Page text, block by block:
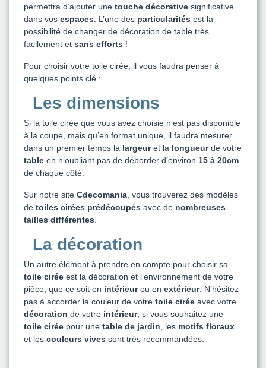
permettra d’ajouter une touche décorative significative
dans vos espaces . L’une des particularités est la
possibilité de changer de décoration de table très
facilement et sans efforts !
Pour choisir votre toile cirée, il vous faudra penser à
quelques points clé :
Les dimensions
Si la toile cirée que vous avez choisie n’est pas disponible
à la coupe, mais qu’en format unique, il faudra mesurer
dans un premier temps la largeuret la longueurde votre
table en n’oubliant pas de déborder d’environ 15 à 20cm
de chaque côté.
Sur notre site Cdecomania , vous trouverez des modèles
de toiles cirées prédécoupés avec de nombreuses
tailles différentes
La décoration
Un autre élément à prendre en compte pour choisir sa
toile cirée est la décoration et l’environnement de votre
pièce, que ce soit en intérieurou en extérieur. N’hésitez
pas à accorder la couleur de votre toile cirée avec votre
décoration de votre intérieur, si vous souhaitez une
toile cirée pour une table de jardin , les motifs floraux
et les couleurs vives sont très recommandées.